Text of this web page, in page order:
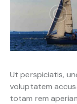
Ut perspiciatis,
voluptatem
totam rem